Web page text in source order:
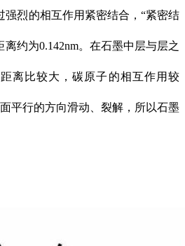
强烈的相互作用紧密结合，“紧密结
约为0.142nm。在石墨中层与层之
离比较大，碳原子的相互作用较
平行的方向滑动、裂解，所以石墨